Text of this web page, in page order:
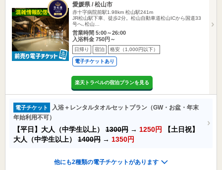
愛媛県 / 松山市
赤十字病院前駅1.98km 松山駅241m
JR松山駅下車、徒歩2分。松山自動車道松山ICから国道33
号へ､松山…
営業時間 5:00～26:00
入浴料金 750円～
日帰り 宿泊 格安（1,000円以下）
電子チケットあり
楽天トラベルの宿泊プランを見る
電子チケット
入浴＋レンタルタオルセットプラン（GW・お盆・年末
年始利用不可）
【平日】大人（中学生以上） 1300円 → 1250円
【土日祝】
大人（中学生以上） 1400円 → 1350円
他にも2種類の電子チケットがあります